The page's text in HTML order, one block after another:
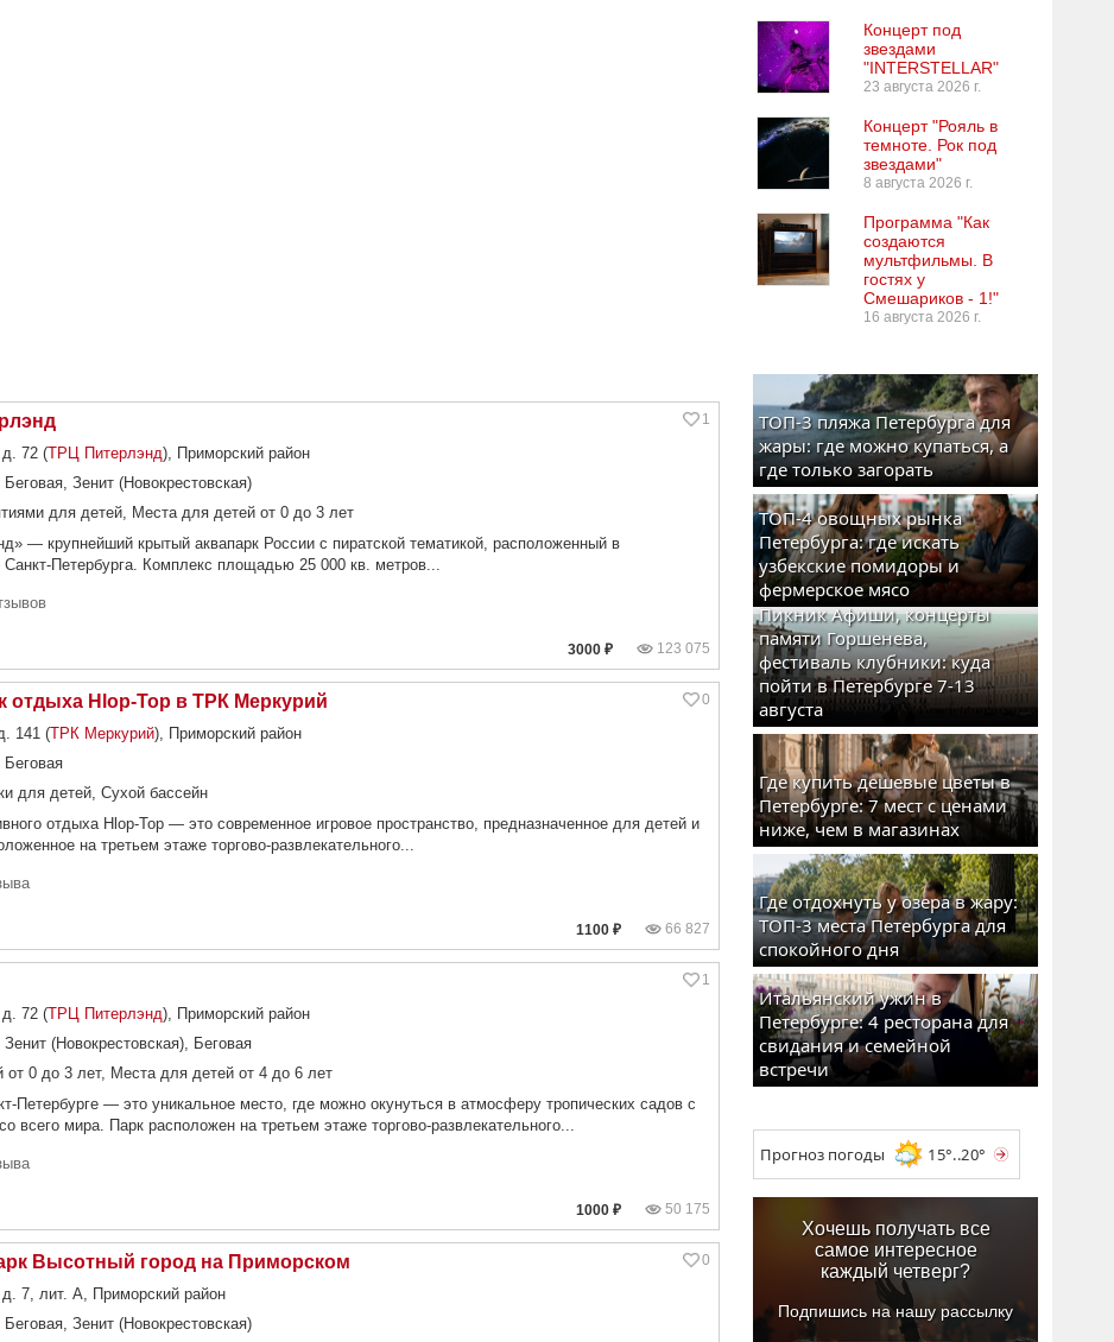
72 (ТРЦ Питерлэнд), Приморский район
Зенит (Новокрестовская)
для детей, Места для детей от 0 до 3 лет
— крупнейший крытый аквапарк России с пиратской тематикой, расположенный в
Петербурга. Комплекс площадью 25 000 кв. метров...
3000 ₽ 123 075
1
отдыха Hlop-Top в ТРК Меркурий
141 (ТРК Меркурий), Приморский район
для детей, Сухой бассейн
отдыха Hlop-Top — это современное игровое пространство, предназначенное для детей и
на третьем этаже торгово-развлекательного...
1100 ₽ 66 827
0
72 (ТРЦ Питерлэнд), Приморский район
(Новокрестовская), Беговая
от 0 до 3 лет, Места для детей от 4 до 6 лет
Петербурге — это уникальное место, где можно окунуться в атмосферу тропических садов с
всего мира. Парк расположен на третьем этаже торгово-развлекательного...
1000 ₽ 50 175
1
Высотный город на Приморском
7, лит. А, Приморский район
Зенит (Новокрестовская)
0
Концерт под
звездами
"INTERSTELLAR"
23 августа 2026 г.
Концерт "Рояль в
темноте. Рок под
звездами"
8 августа 2026 г.
Программа "Как
создаются
мультфильмы. В
гостях у
Смешариков - 1!"
16 августа 2026 г.
ТОП-3 пляжа Петербурга для
жары: где можно купаться, а
где только загорать
ТОП-4 овощных рынка
Петербурга: где искать
узбекские помидоры и
фермерское мясо
Пикник Афиши, концерты
памяти Горшенева,
фестиваль клубники: куда
пойти в Петербурге 7-13
августа
Где купить дешевые цветы в
Петербурге: 7 мест с ценами
ниже, чем в магазинах
Где отдохнуть у озера в жару:
ТОП-3 места Петербурга для
спокойного дня
Итальянский ужин в
Петербурге: 4 ресторана для
свидания и семейной
встречи
Прогноз погоды 15°..20°
Хочешь получать все
самое интересное
каждый четверг?
Подпишись на нашу рассылку